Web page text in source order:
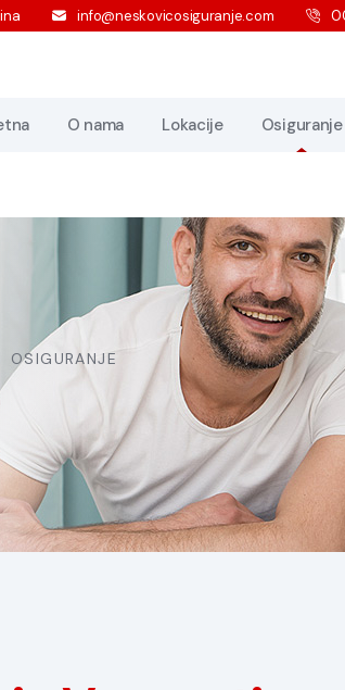
info@neskovicosiguranje.com
O nama Lokacije Osiguranje
OSIGURANJE